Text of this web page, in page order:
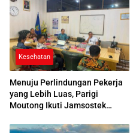
Kesehatan
Menuju Perlindungan Pekerja
yang Lebih Luas, Parigi
Moutong Ikuti Jamsostek